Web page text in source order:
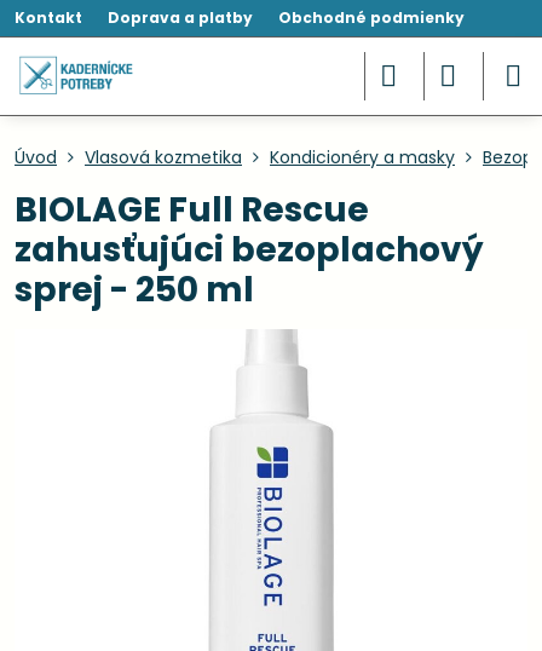
Kontakt Doprava a platby Obchodné podmienky
Úvod Vlasová kozmetika Kondicionéry a masky
BIOLAGE Full Rescue
zahusťujúci bezoplachový
sprej - 250 ml